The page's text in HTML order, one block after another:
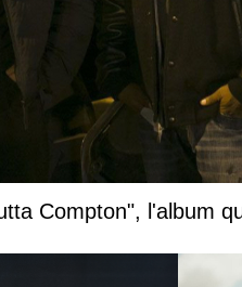
Compton", l'album